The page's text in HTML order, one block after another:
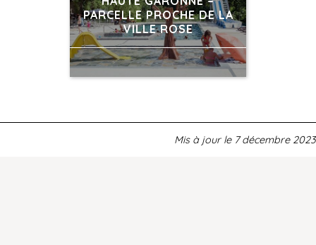
PARCELLE PROCHE DE LA
VILLE ROSE
Mis à jour le 7 décembre 2023